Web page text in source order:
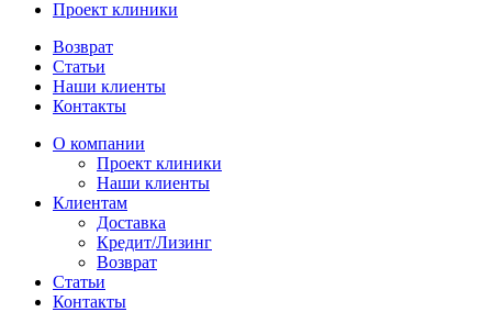
Проект клиники
Возврат
Статьи
Наши клиенты
Контакты
О компании
Проект клиники
Наши клиенты
Клиентам
Доставка
Кредит/Лизинг
Возврат
Статьи
Контакты